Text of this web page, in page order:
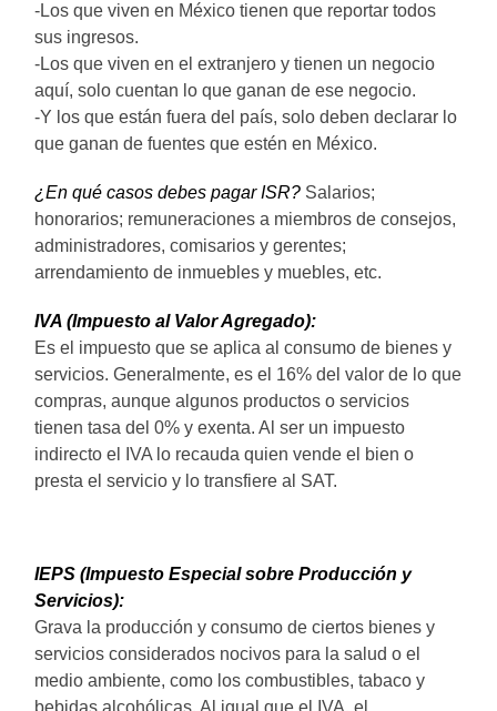
-Los que viven en México tienen que reportar todos
sus ingresos.
-Los que viven en el extranjero y tienen un negocio
aquí, solo cuentan lo que ganan de ese negocio.
-Y los que están fuera del país, solo deben declarar lo
que ganan de fuentes que estén en México.
¿En qué casos debes pagar ISR? Salarios;
honorarios; remuneraciones a miembros de consejos,
administradores, comisarios y gerentes;
arrendamiento de inmuebles y muebles, etc.
IVA (Impuesto al Valor Agregado):
Es el impuesto que se aplica al consumo de bienes y
servicios. Generalmente, es el 16% del valor de lo que
compras, aunque algunos productos o servicios
tienen tasa del 0% y exenta. Al ser un impuesto
indirecto el IVA lo recauda quien vende el bien o
presta el servicio y lo transfiere al SAT.
IEPS (Impuesto Especial sobre Producción y
Servicios):
Grava la producción y consumo de ciertos bienes y
servicios considerados nocivos para la salud o el
medio ambiente, como los combustibles, tabaco y